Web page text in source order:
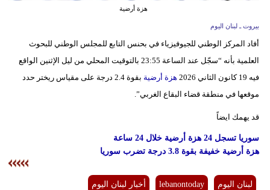
أزياء
إسلامية
هزة أرضية
بيروت ـ لبنان اليوم
أفاد المركز الوطني للجيوفيزياء في بحنس التابع للمجلس الوطني للبحوث
العلمية بأنه “سجّل عند الساعة 23:55 بالتوقيت المحلي من ليل الإثنين الواقع
فيه 19 كانون الثاني 2026
هزة أرضية
بقوة 2.4 درجة على مقياس ريختر حدد
موقعها في منطقة قضاء البقاع الغربي”.
قد يهمك ايضاً
سوريا تسجل 24 هزة أرضية خلال 24 ساعة
هزة أرضية خفيفة بقوة 3.8 درجة تضرب سوريا
لبنان اليوم lebanontoday أخبار لبنان اليوم